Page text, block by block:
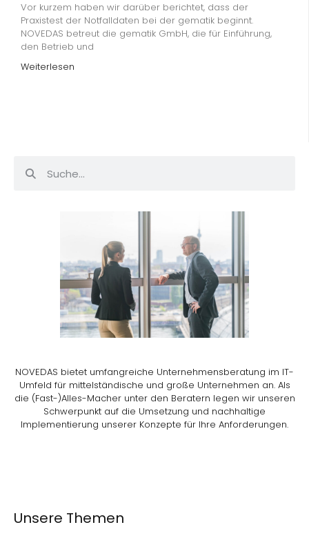
Vor kurzem haben wir darüber berichtet, dass der
Praxistest der Notfalldaten bei der gematik beginnt.
NOVEDAS betreut die gematik GmbH, die für Einführung,
den Betrieb und
Weiterlesen
NOVEDAS bietet umfangreiche Unternehmensberatung im IT-
Umfeld für mittelständische und große Unternehmen an. Als
die (Fast-)Alles-Macher unter den Beratern legen wir unseren
Schwerpunkt auf die Umsetzung und nachhaltige
Implementierung unserer Konzepte für Ihre Anforderungen.
Unsere Themen